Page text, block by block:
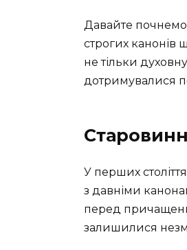
Давайте почнемо
строгих канонів
не тільки
дотримувалися
У перших
з давніми
перед
залишилися